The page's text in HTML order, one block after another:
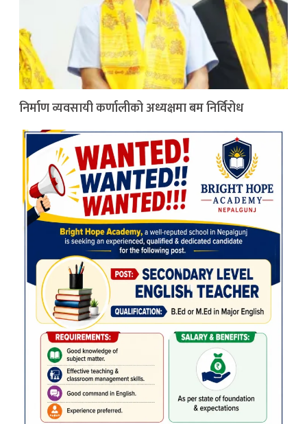
निर्माण व्यवसायी कर्णालीको अध्यक्षमा बम निर्विरोध